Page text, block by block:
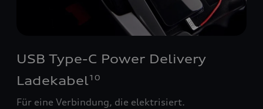
USB Type-C Power Delivery
Ladekabel10
Für eine Verbindung, die elektrisiert.